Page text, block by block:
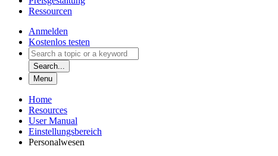
Ressourcen
Anmelden
Kostenlos testen
Search...
Menu
Home
Resources
User Manual
Einstellungsbereich
Personalwesen